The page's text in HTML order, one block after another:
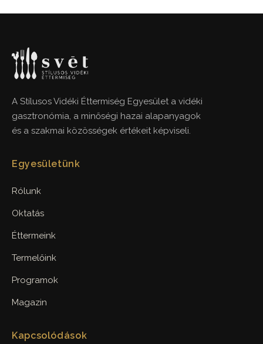
A Stílusos Vidéki Éttermiség Egyesület a vidéki
gasztronómia, a minőségi hazai alapanyagok
és a szakmai közösségek értékeit képviseli.
Egyesületünk
Rólunk
Oktatás
Éttermeink
Termelőink
Programok
Magazin
Kapcsolódások